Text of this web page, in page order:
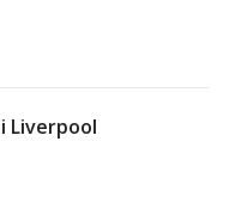
Liverpool